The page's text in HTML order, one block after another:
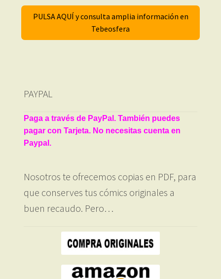
PULSA AQUÍ y consulta amplia información en
Tebeosfera
PAYPAL
Paga a través de PayPal. También puedes
pagar con Tarjeta. No necesitas cuenta en
Paypal.
Nosotros te ofrecemos copias en PDF, para
que conserves tus cómics originales a
buen recaudo. Pero…